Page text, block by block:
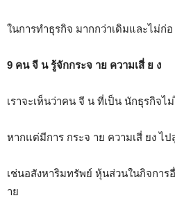
ในการทำธุรกิจ มากกว่าเดิมและไม่ก่
9 คน จี น รู้จักกระจ าย ความเสี่ ย ง
เราจะเห็นว่าคน จี น ที่เป็น นักธุรกิจไ
หากแต่มีการ กระจ าย ความเสี่ ยง ไ
เช่นอสังหาริมทรัพย์ หุ้นส่วนในกิจการ
าย